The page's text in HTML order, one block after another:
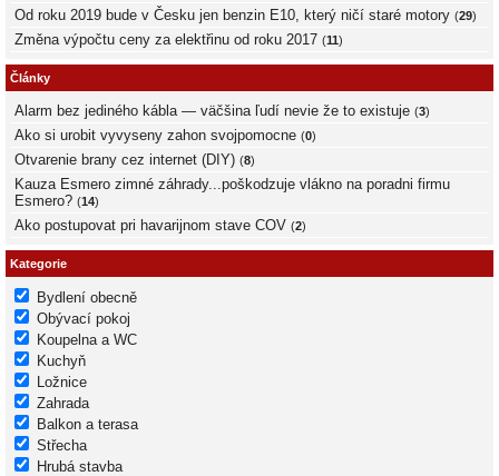
Od roku 2019 bude v Česku jen benzin E10, který ničí staré motory (29)
Změna výpočtu ceny za elektřinu od roku 2017 (11)
Články
Alarm bez jediného kábla — väčšina ľudí nevie že to existuje (3)
Ako si urobit vyvyseny zahon svojpomocne (0)
Otvarenie brany cez internet (DIY) (8)
Kauza Esmero zimné záhrady...poškodzuje vlákno na poradni firmu
Esmero? (14)
Ako postupovat pri havarijnom stave COV (2)
Kategorie
Bydlení obecně
Obývací pokoj
Koupelna a WC
Kuchyň
Ložnice
Zahrada
Balkon a terasa
Střecha
Hrubá stavba